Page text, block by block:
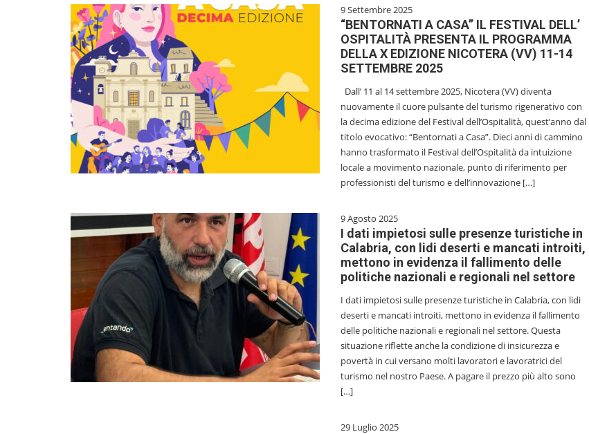
9 Settembre 2025
“BENTORNATI A CASA” IL FESTIVAL DELL’
OSPITALITÀ PRESENTA IL PROGRAMMA
DELLA X EDIZIONE NICOTERA (VV) 11-14
SETTEMBRE 2025
Dall’ 11 al 14 settembre 2025, Nicotera (VV) diventa
nuovamente il cuore pulsante del turismo rigenerativo con
la decima edizione del Festival dell’Ospitalità, quest’anno dal
titolo evocativo: “Bentornati a Casa”. Dieci anni di cammino
hanno trasformato il Festival dell’Ospitalità da intuizione
locale a movimento nazionale, punto di riferimento per
professionisti del turismo e dell’innovazione […]
9 Agosto 2025
I dati impietosi sulle presenze turistiche in
Calabria, con lidi deserti e mancati introiti,
mettono in evidenza il fallimento delle
politiche nazionali e regionali nel settore
I dati impietosi sulle presenze turistiche in Calabria, con lidi
deserti e mancati introiti, mettono in evidenza il fallimento
delle politiche nazionali e regionali nel settore. Questa
situazione riflette anche la condizione di insicurezza e
povertà in cui versano molti lavoratori e lavoratrici del
turismo nel nostro Paese. A pagare il prezzo più alto sono
[…]
29 Luglio 2025